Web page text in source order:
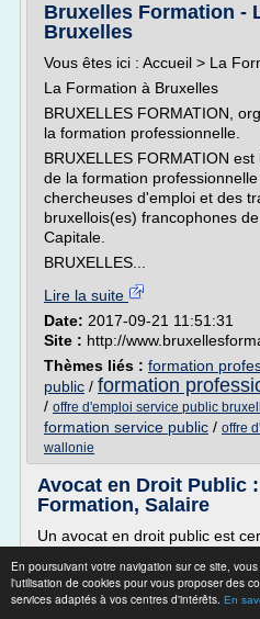
En poursuivant votre navigation sur ce site,
l'utilisation de cookies pour vous proposer des
services adaptés à vos centres d'intérêts. En
Bruxelles Formation -
Bruxelles
Vous êtes ici : Accueil > La
La Formation à Bruxelles
BRUXELLES FORMATION,
la formation professionnelle.
BRUXELLES FORMATION
de la formation
chercheuses d'emploi et des
bruxellois(es) francophones
Capitale.
BRUXELLES...
Lire la suite
Date: 2017-09-21 11:51:31
Site : http://
Thèmes liés : formation
public / formation
/ offre d'emploi service public
formation service public / offre
wallonie
Avocat en Droit Public
Formation, Salaire
Un avocat en droit public est
s'est spécialisé au terme de
public, c'est-à-dire dans les
l'administration.